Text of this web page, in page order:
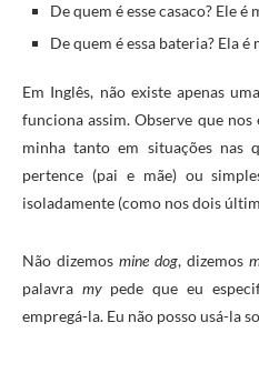
De quem é esse casaco? Ele é
De quem é essa bateria? Ela é
Em Inglês, não existe apenas
funciona assim. Observe que
minha tanto em situações nas
pertence (pai e mãe) ou
isoladamente (como nos dois
Não dizemos mine dog, dizemos
palavra mypede que eu
empregá-la. Eu não posso usá-la